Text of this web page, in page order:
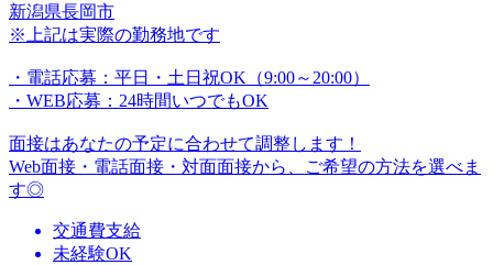
新潟県長岡市
※上記は実際の勤務地です
・電話応募：平日・土日祝OK（9:00～20:00）
・WEB応募：24時間いつでもOK
面接はあなたの予定に合わせて調整します！
Web面接・電話面接・対面面接から、ご希望の方法を選べま
す◎
交通費支給
未経験OK